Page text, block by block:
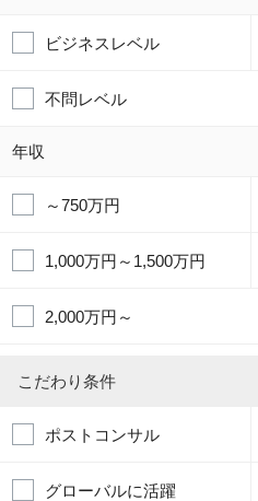
ビジネスレベル
不問レベル
年収
～750万円
1,000万円～1,500万円
2,000万円～
こだわり条件
ポストコンサル
グローバルに活躍